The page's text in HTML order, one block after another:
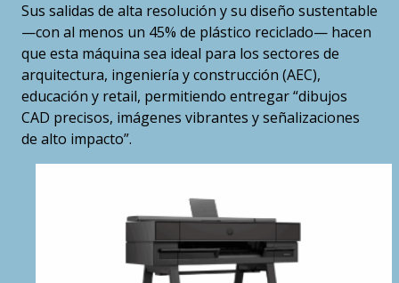
Sus salidas de alta resolución y su diseño sustentable
—con al menos un 45% de plástico reciclado— hacen
que esta máquina sea ideal para los sectores de
arquitectura, ingeniería y construcción (AEC),
educación y retail, permitiendo entregar “dibujos
CAD precisos, imágenes vibrantes y señalizaciones
de alto impacto”.